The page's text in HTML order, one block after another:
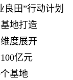
良田”行动计划
地打造
度展开
亿元
基地